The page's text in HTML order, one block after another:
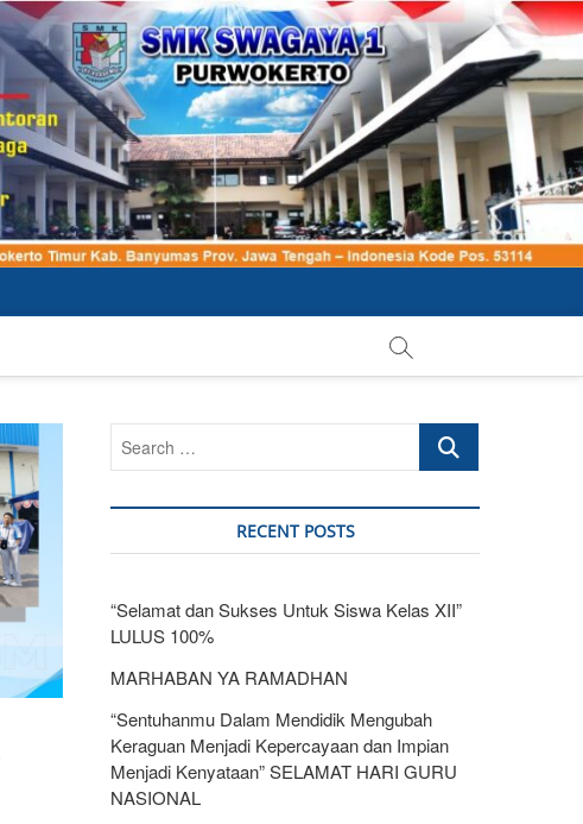
Search
RECENT POSTS
“Selamat dan Sukses Untuk Siswa Kelas XII”
LULUS 100%
MARHABAN YA RAMADHAN
“Sentuhanmu Dalam Mendidik Mengubah
Keraguan Menjadi Kepercayaan dan Impian
Menjadi Kenyataan” SELAMAT HARI GURU
NASIONAL